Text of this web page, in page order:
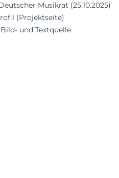
Musikrat (25.10.2025)
(Projektseite)
und Textquelle